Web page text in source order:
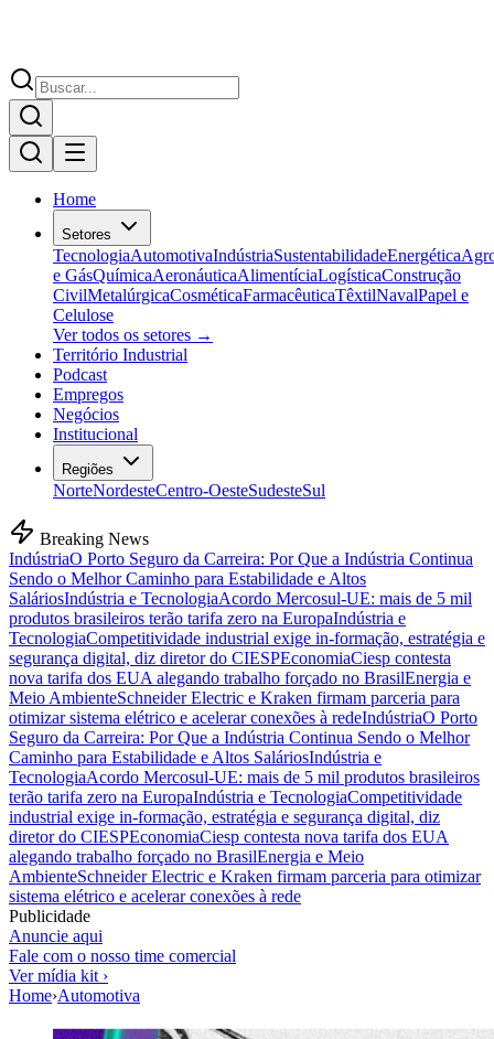
Home
Setores
TecnologiaAutomotivaIndústriaSustentabilidadeEnergética
e GásQuímicaAeronáuticaAlimentíciaLogísticaConstrução
CivilMetalúrgicaCosméticaFarmacêuticaTêxtilNavalPapel e
Celulose
Ver todos os setores →
Território Industrial
Podcast
Empregos
Negócios
Institucional
Regiões
NorteNordesteCentro-OesteSudesteSul
Breaking News
IndústriaO Porto Seguro da Carreira: Por Que a Indústria Continua
Sendo o Melhor Caminho para Estabilidade e Altos
SaláriosIndústria e TecnologiaAcordo Mercosul-UE: mais de 5 mil
produtos brasileiros terão tarifa zero na EuropaIndústria e
TecnologiaCompetitividade industrial exige in-formação, estratégia e
segurança digital, diz diretor do CIESPEconomiaCiesp contesta
nova tarifa dos EUA alegando trabalho forçado no BrasilEnergia e
Meio AmbienteSchneider Electric e Kraken firmam parceria para
otimizar sistema elétrico e acelerar conexões à redeIndústriaO Porto
Seguro da Carreira: Por Que a Indústria Continua Sendo o Melhor
Caminho para Estabilidade e Altos SaláriosIndústria e
TecnologiaAcordo Mercosul-UE: mais de 5 mil produtos brasileiros
terão tarifa zero na EuropaIndústria e TecnologiaCompetitividade
industrial exige in-formação, estratégia e segurança digital, diz
diretor do CIESPEconomiaCiesp contesta nova tarifa dos EUA
alegando trabalho forçado no BrasilEnergia e Meio
AmbienteSchneider Electric e Kraken firmam parceria para otimizar
sistema elétrico e acelerar conexões à rede
Publicidade
Anuncie aqui
Fale com o nosso time comercial
Ver mídia kit ›
Home›Automotiva